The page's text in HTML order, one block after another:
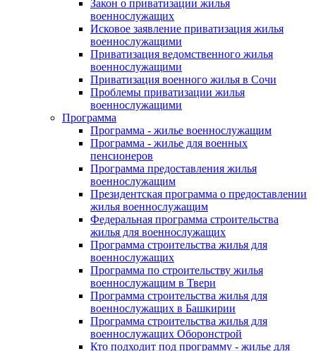
Закон о приватизации жилья
военнослужащих
Исковое заявление приватизация жилья
военнослужащими
Приватизация ведомственного жилья
военнослужащими
Приватизация военного жилья в Сочи
Проблемы приватизации жилья
военнослужащими
Программа
Программа - жилье военнослужащим
Программа - жилье для военных
пенсионеров
Программа предоставления жилья
военнослужащим
Президентская программа о предоставлении
жилья военнослужащим
Федеральная программа строительства
жилья для военнослужащих
Программа строительства жилья для
военнослужащих
Программа по строительству жилья
военнослужащим в Твери
Программа строительства жилья для
военнослужащих в Башкирии
Программа строительства жилья для
военнослужащих Оборонстрой
Кто подходит под программу - жилье для